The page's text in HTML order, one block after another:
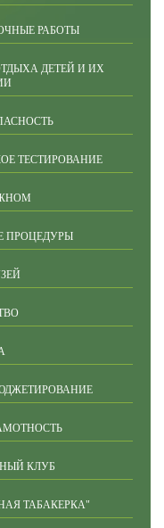
РАБОТЫ
ДЕТЕЙ И ИХ
ТЕСТИРОВАНИЕ
ПРОЦЕДУРЫ
КЛУБ
ТАБАКЕРКА"